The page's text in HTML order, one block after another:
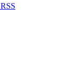
RSS